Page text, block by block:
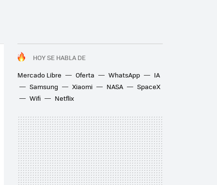
HOY SE HABLA DE
Mercado Libre
Oferta WhatsApp
IA
Samsung
Xiaomi NASA
SpaceX
Wifi
Netflix